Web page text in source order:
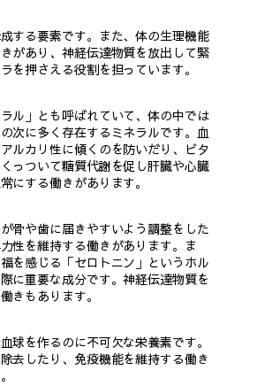
する要素です。また、体の生理機能
があり、神経伝達物質を放出して緊
を押さえる役割を担っています。
ラル」とも呼ばれていて、体の中では
次に多く存在するミネラルです。血
ルカリ性に傾くのを防いだり、ビタ
っついて糖質代謝を促し肝臓や心臓
にする働きがあります。
骨や歯に届きやすいよう調整をした
性を維持する働きがあります。ま
を感じる「セロトニン」というホル
に重要な成分です。神経伝達物質を
きもあります。
球を作るのに不可欠な栄養素です。
去したり、免疫機能を維持する働き